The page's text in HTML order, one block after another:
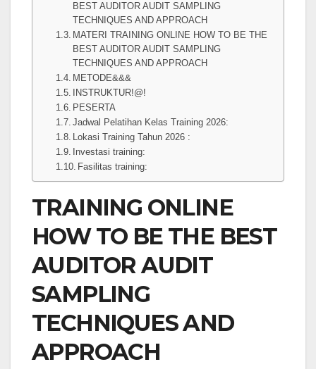
BEST AUDITOR AUDIT SAMPLING
TECHNIQUES AND APPROACH
MATERI TRAINING ONLINE HOW TO BE THE
BEST AUDITOR AUDIT SAMPLING
TECHNIQUES AND APPROACH
METODE&&&
INSTRUKTUR!@!
PESERTA
Jadwal Pelatihan Kelas Training 2026:
Lokasi Training Tahun 2026 :
Investasi training:
Fasilitas training:
TRAINING ONLINE
HOW TO BE THE BEST
AUDITOR AUDIT
SAMPLING
TECHNIQUES AND
APPROACH